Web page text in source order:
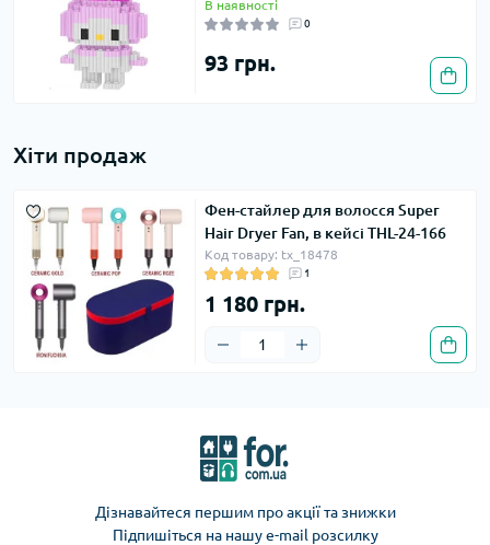
В наявності
0
93 грн.
Хіти продаж
Фен-стайлер для волосся Super
Hair Dryer Fan, в кейсі THL-24-166
Код товару: tx_18478
1
1 180 грн.
Дізнавайтеся першим про акції та знижки
Підпишіться на нашу e-mail розсилку